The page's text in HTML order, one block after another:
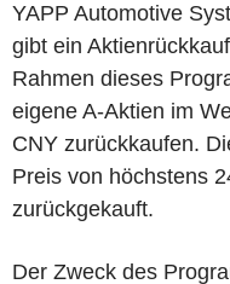
YAPP Automotive
gibt ein
Rahmen dieses
eigene A-Aktien im
CNY zurückkaufen.
Preis von höchstens
zurückgekauft.
Der Zweck des